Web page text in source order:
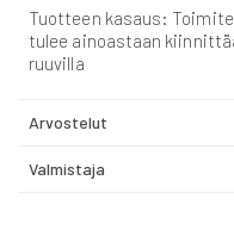
Tuotteen kasaus:
tulee ainoastaan
ruuvilla
Arvostelut
Valmistaja